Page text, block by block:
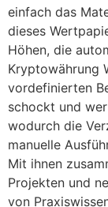
einfach das
dieses
Höhen, die
Kryptowährung
vordefinierten
schockt und
wodurch die
manuelle
Mit ihnen
Projekten und
von